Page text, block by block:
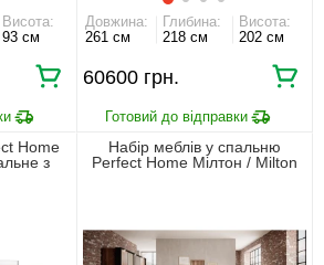
Висота:
93 см
Довжина:
261 см
Глибина:
218 см
Висота:
202 см
60600 грн.
Home
з
Набір меблів у спальню
Perfect Home Мілтон / Milton